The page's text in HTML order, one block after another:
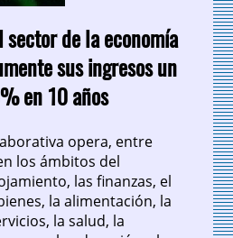
sector de la economía
sus ingresos un
en 10 años
opera, entre
los ámbitos del
las finanzas, el
la alimentación, la
la salud, la